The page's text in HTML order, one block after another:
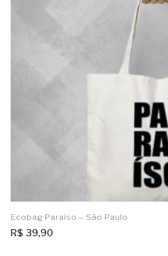
Ecobag Paraíso – São Paulo
R$ 39,90